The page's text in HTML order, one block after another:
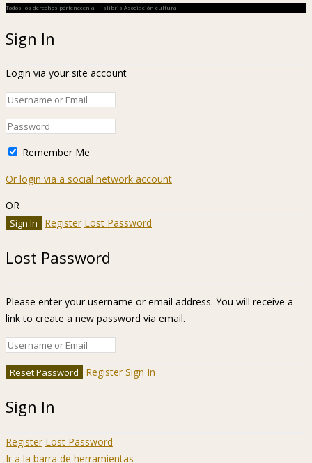
Todos los derechos pertenecen a Hislibris Asociación cultural
Sign In
Login via your site account
Remember Me
Or login via a social network account
OR
Register Lost Password
Lost Password
Please enter your username or email address. You will receive a
link to create a new password via email.
Register Sign In
Sign In
Register Lost Password
Ir a la barra de herramientas